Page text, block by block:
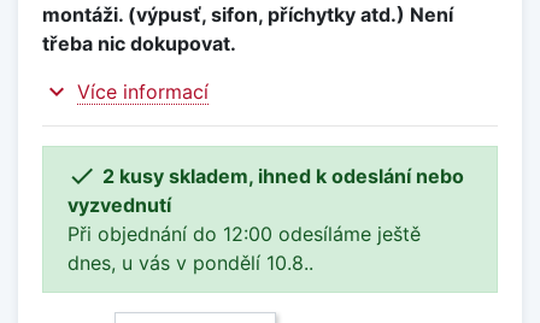
montáži. (výpusť, sifon, příchytky atd.) Není
třeba nic dokupovat.
expand_more Více informací
 2 kusy skladem, ihned k odeslání nebo
vyzvednutí
Při objednání do 12:00 odesíláme ještě
dnes, u vás v pondělí 10.8..